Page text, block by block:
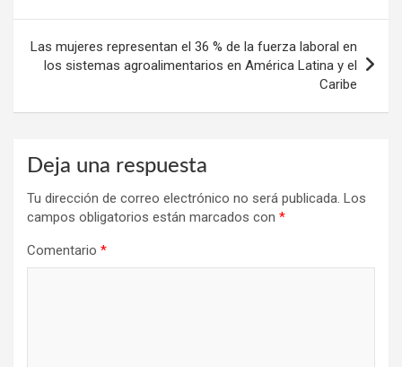
entradas
Las mujeres representan el 36 % de la fuerza laboral en
los sistemas agroalimentarios en América Latina y el
Caribe
Deja una respuesta
Tu dirección de correo electrónico no será publicada. Los
campos obligatorios están marcados con *
Comentario *